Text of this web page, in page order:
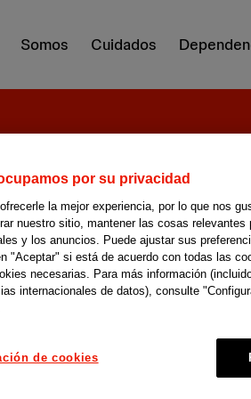
Somos Cuidados
por su privacidad
la mejor experiencia, por lo que nos
nuestro sitio, mantener las cosas
y los anuncios. Puede ajustar sus
"Aceptar" si está de acuerdo con todas las
necesarias. Para más información
internacionales de datos), consulte
de cookies